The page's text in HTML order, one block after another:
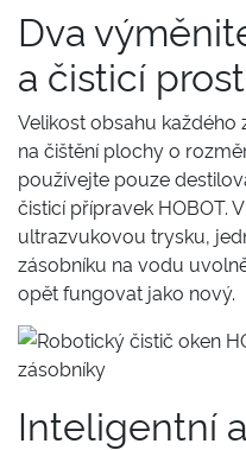
Dva
a čisticí
Velikost obsahu
na čištění plochy o
používejte pouze
čisticí přípravek HOBOT.
ultrazvukovou trysku,
zásobníku na vodu
opět fungovat jako nový.
Inteligentní